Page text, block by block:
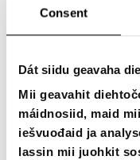
Consent
Dát siidu geavaha
Mii geavahit
máidnosiid, maid
iešvuođaid ja
lassin mii juohkit
Bargobihtát